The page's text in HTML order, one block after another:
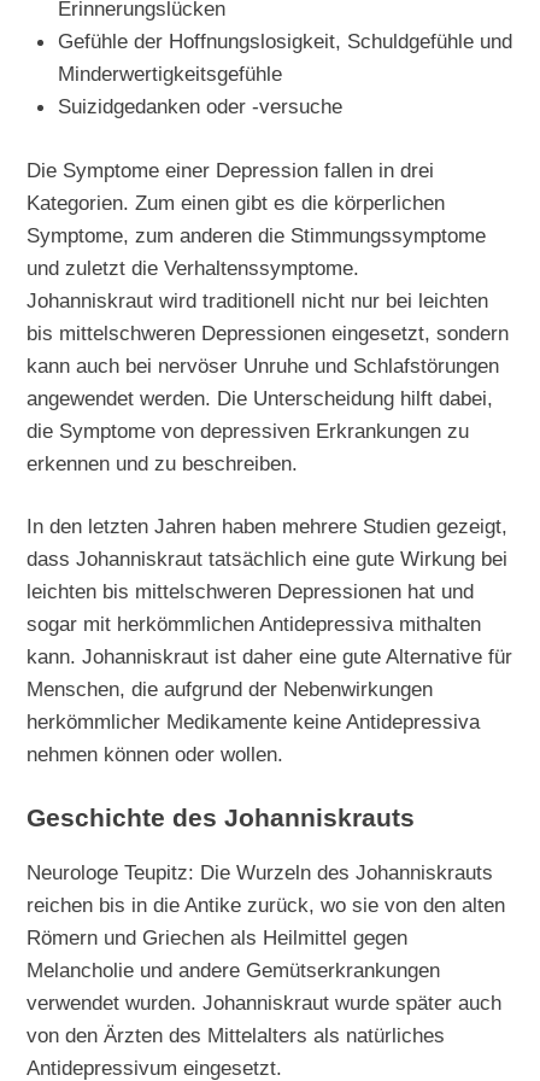
Erinnerungslücken
Gefühle der Hoffnungslosigkeit, Schuldgefühle und
Minderwertigkeitsgefühle
Suizidgedanken oder -versuche
Die Symptome einer Depression fallen in drei
Kategorien. Zum einen gibt es die körperlichen
Symptome, zum anderen die Stimmungssymptome
und zuletzt die Verhaltenssymptome.
Johanniskraut wird traditionell nicht nur bei leichten
bis mittelschweren Depressionen eingesetzt, sondern
kann auch bei nervöser Unruhe und Schlafstörungen
angewendet werden. Die Unterscheidung hilft dabei,
die Symptome von depressiven Erkrankungen zu
erkennen und zu beschreiben.
In den letzten Jahren haben mehrere Studien gezeigt,
dass Johanniskraut tatsächlich eine gute Wirkung bei
leichten bis mittelschweren Depressionen hat und
sogar mit herkömmlichen Antidepressiva mithalten
kann. Johanniskraut ist daher eine gute Alternative für
Menschen, die aufgrund der Nebenwirkungen
herkömmlicher Medikamente keine Antidepressiva
nehmen können oder wollen.
Geschichte des Johanniskrauts
Neurologe Teupitz: Die Wurzeln des Johanniskrauts
reichen bis in die Antike zurück, wo sie von den alten
Römern und Griechen als Heilmittel gegen
Melancholie und andere Gemütserkrankungen
verwendet wurden. Johanniskraut wurde später auch
von den Ärzten des Mittelalters als natürliches
Antidepressivum eingesetzt.